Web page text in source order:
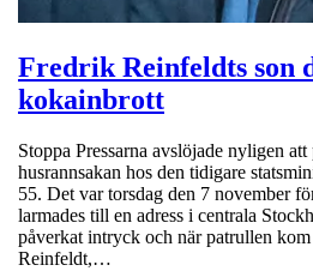
Fredrik Reinfeldts son
kokainbrott
Stoppa Pressarna avslöjade nyligen
husrannsakan hos den tidigare
55. Det var torsdag den 7 november
larmades till en adress i centrala
påverkat intryck och när patrullen
Reinfeldt,…